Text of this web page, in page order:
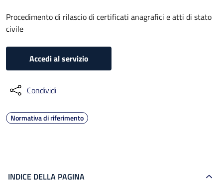
Procedimento di rilascio di certificati anagrafici e atti di stato
civile
Accedi al servizio
Condividi
Normativa di riferimento
INDICE DELLA PAGINA